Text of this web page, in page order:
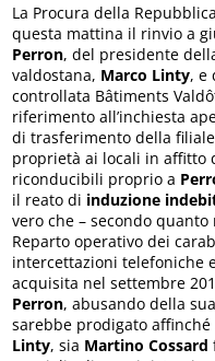
La Procura della
questa mattina il rinvio a
Perron, del presidente
valdostana, Marco Linty, e
controllata Bâtiments
riferimento all’inchiesta
di trasferimento della
proprietà ai locali in affitto
riconducibili proprio a
il reato di induzione
vero che – secondo
Reparto operativo dei
intercettazioni telefoniche
acquisita nel settembre
Perron, abusando della
sarebbe prodigato affinché
Linty, sia Martino Cossard